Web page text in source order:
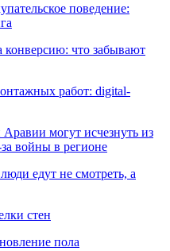
поведение:
конверсию: что забывают
работ: digital-
могут исчезнуть из
войны в регионе
едут не смотреть, а
стен
пола